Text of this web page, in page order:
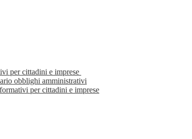
per cittadini e imprese
obblighi amministrativi
per cittadini e imprese